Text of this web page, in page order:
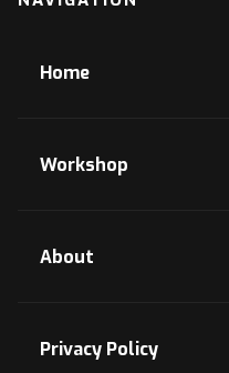
Home
Workshop
About
Privacy Policy